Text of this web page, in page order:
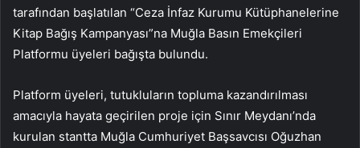
tarafından başlatılan “Ceza İnfaz Kurumu Kütüphanelerine
Kitap Bağış Kampanyası”na Muğla Basın Emekçileri
Platformu üyeleri bağışta bulundu.
Platform üyeleri, tutukluların topluma kazandırılması
amacıyla hayata geçirilen proje için Sınır Meydanı’nda
kurulan stantta Muğla Cumhuriyet Başsavcısı Oğuzhan